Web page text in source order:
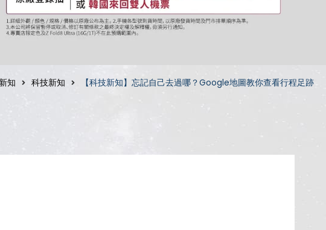
知 科技新知 【科技新知】忘記自己去過哪？Google地圖教你查看行程足跡